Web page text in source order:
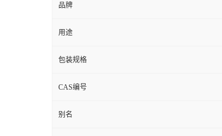
品牌
用途
包装规格
CAS编号
别名